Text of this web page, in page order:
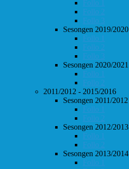
Follo 1
Follo 2
Follo 3
Sesongen 2019/2020
Follo 1
Follo 2
Follo 3
Sesongen 2020/2021
Follo 1
Follo 2
2011/2012 - 2015/2016
Sesongen 2011/2012
Follo 1
Follo 2
Sesongen 2012/2013
Follo 1
Follo 2
Sesongen 2013/2014
Follo 1